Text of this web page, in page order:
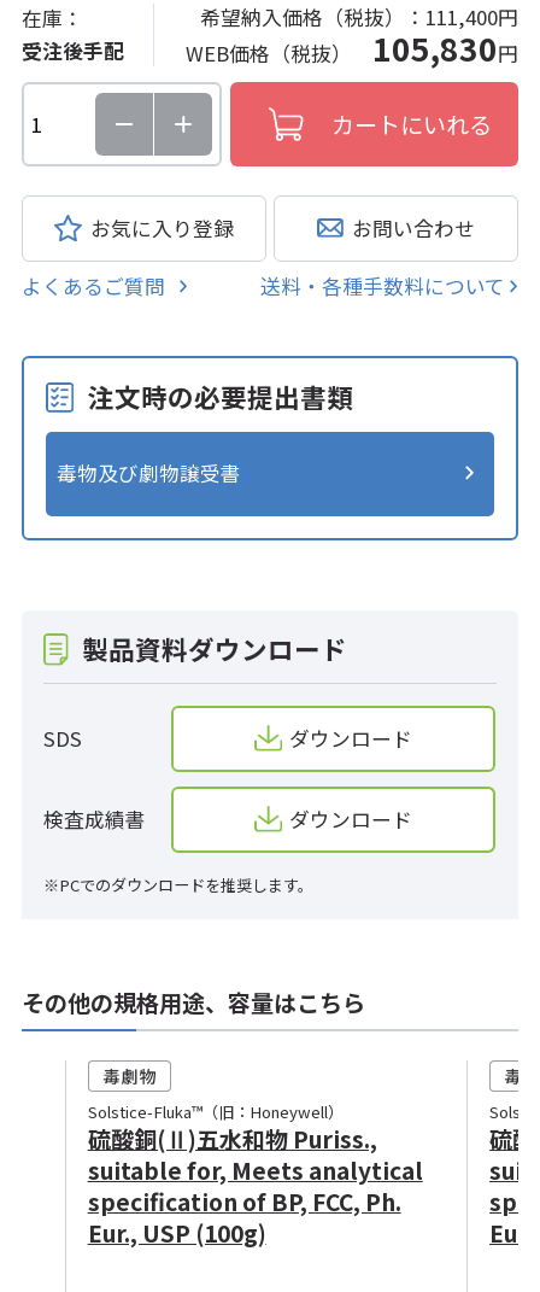
在庫：
受注後手配
希望納入価格（税抜）： 111,400円
WEB価格（税抜） 105,830円
お気に入り登録 お問い合わせ
よくあるご質問 送料・各種手数料について
注文時の必要提出書類
毒物及び劇物譲受書
製品資料ダウンロード
SDS ダウンロード
検査成績書 ダウンロード
※PCでのダウンロードを推奨します。
その他の規格用途、容量はこちら
Solstice-Fluka™（旧：Honeywell）
硫酸銅(Ⅱ)五水和物 Puriss.,
suitable for, Meets analytical
specification of BP, FCC, Ph.
Eur., USP (100g)
硫